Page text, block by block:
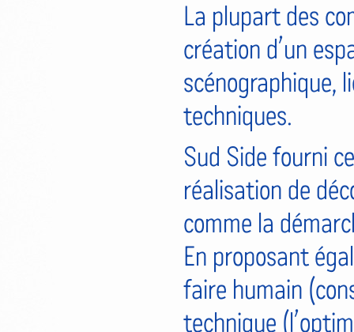
La plupart des
création d’un
scénographique,
techniques.
Sud Side fourni
réalisation de
comme la
En proposant
faire humain
technique